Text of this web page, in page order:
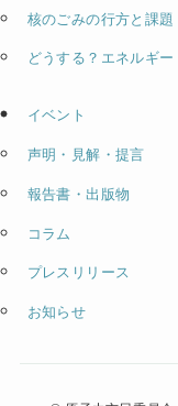
核のごみの行方と課題
どうする？エネルギー
イベント
声明・見解・提言
報告書・出版物
コラム
プレスリリース
お知らせ